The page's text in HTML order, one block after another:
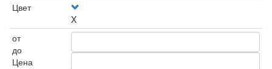
Цвет
X
от
до
Цена